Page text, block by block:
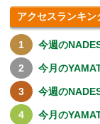
アクセスランキン
今週の
今月の
今週の
今月の